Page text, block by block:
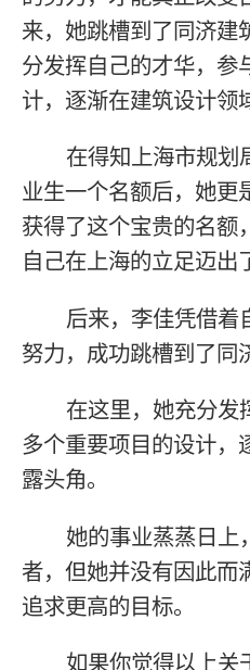
来，她跳槽到了同济建
分发挥自己的才华，参
计，逐渐在建筑设计领
在得知上海市规划
业生一个名额后，她更
获得了这个宝贵的名额
自己在上海的立足迈出
后来，李佳凭借着
努力，成功跳槽到了同
在这里，她充分发
多个重要项目的设计，
露头角。
她的事业蒸蒸日上
者，但她并没有因此而
追求更高的目标。
如果你觉得以上关